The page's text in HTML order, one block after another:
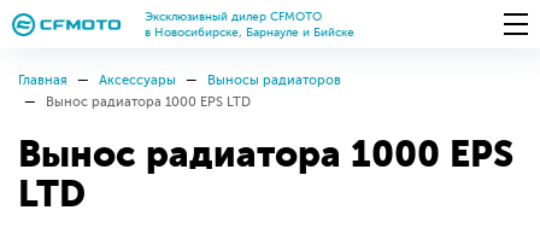
Эксклюзивный дилер CFMOTO
в Новосибирске, Барнауле и Бийске
Главная Аксессуары
Выносы радиаторов
Вынос радиатора 1000 EPS LTD
Вынос радиатора 1000 EPS
LTD